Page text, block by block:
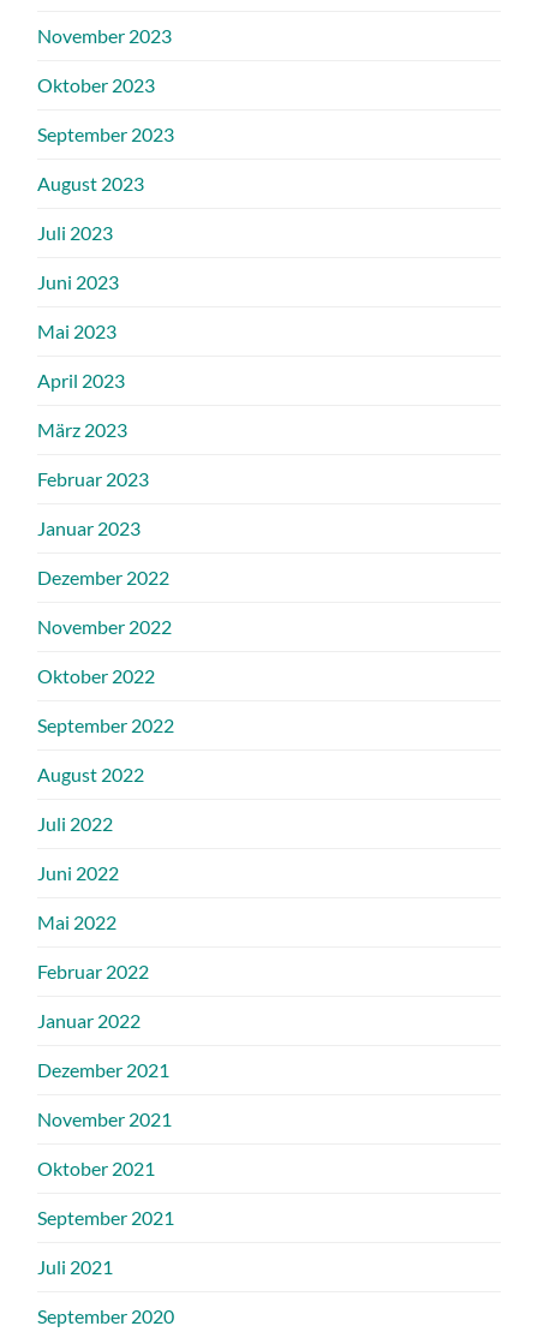
November 2023
Oktober 2023
September 2023
August 2023
Juli 2023
Juni 2023
Mai 2023
April 2023
März 2023
Februar 2023
Januar 2023
Dezember 2022
November 2022
Oktober 2022
September 2022
August 2022
Juli 2022
Juni 2022
Mai 2022
Februar 2022
Januar 2022
Dezember 2021
November 2021
Oktober 2021
September 2021
Juli 2021
September 2020